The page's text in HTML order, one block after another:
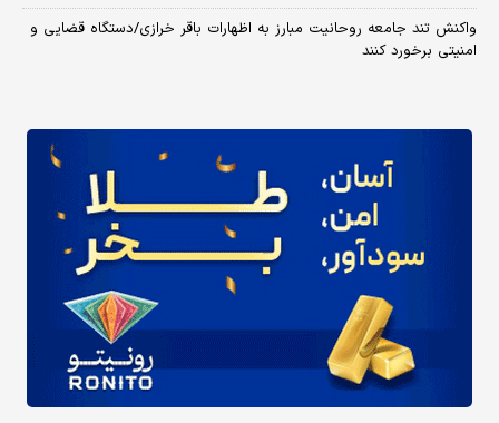
واکنش تند جامعه روحانیت مبارز به اظهارات باقر خرازی/دستگاه قضایی و
امنیتی برخورد کنند